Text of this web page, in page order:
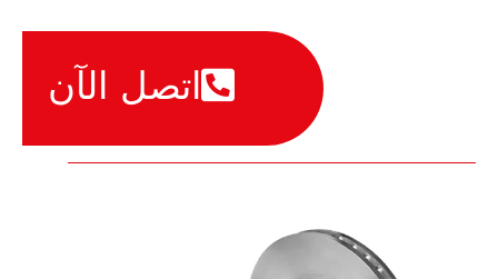
اتصل الآن